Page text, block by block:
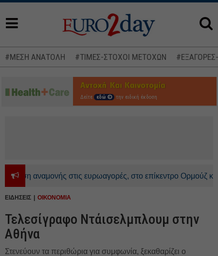
#ΜΕΣΗ ΑΝΑΤΟΛΗ #ΤΙΜΕΣ-ΣΤΟΧΟΙ ΜΕΤΟΧΩΝ
Δείτε εδώ την ειδική έκδοση
αναμονής στις ευρωαγορές, στο επίκεντρο Ορμούζ και AI -
ΕΙΔΗΣΕΙΣ ΟΙΚΟΝΟΜΙΑ
Τελεσίγραφο Ντάισελμπλουμ στην
Αθήνα
Στενεύουν τα περιθώρια για συμφωνία, ξεκαθαρίζει ο